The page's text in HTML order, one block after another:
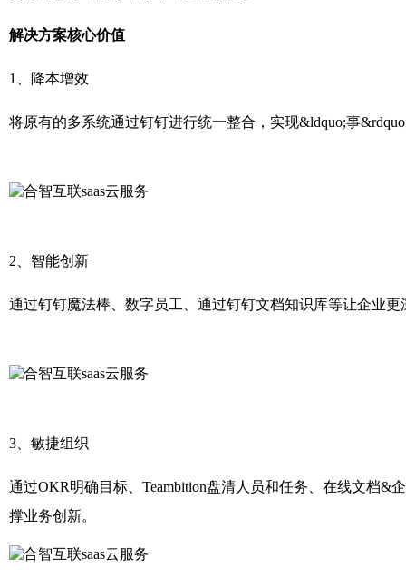
解决方案核心价值
1、降本增效
将原有的多系统通过钉钉进行统一整合，实现&ldquo;事
2、智能创新
通过钉钉魔法棒、数字员工、通过钉钉文档知识库等让企业
3、敏捷组织
通过OKR明确目标、Teambition盘清人员和任务、在线文档&
撑业务创新。